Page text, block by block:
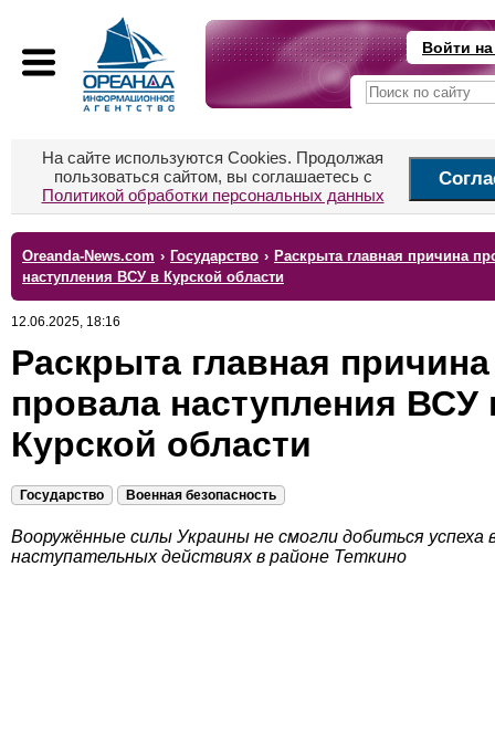
Войти
На сайте используются Cookies. Продолжая
пользоваться сайтом, вы соглашаетесь с
Политикой обработки персональных данных
Oreanda-News.com › Государство › Раскрыта главная причина
наступления ВСУ в Курской области
12.06.2025, 18:16
Раскрыта главная причина
провала наступления ВСУ
Курской области
Государство Военная безопасность
Вооружённые силы Украины не смогли добиться успеха
наступательных действиях в районе Теткино